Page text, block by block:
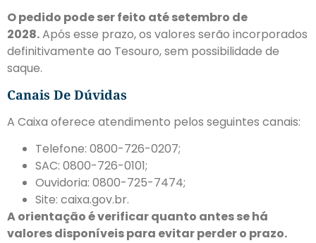
O pedido pode ser feito até setembro de
2028.Após esse prazo, os valores serão incorporados
definitivamente ao Tesouro, sem possibilidade de
saque.
Canais De Dúvidas
A Caixa oferece atendimento pelos seguintes canais:
Telefone: 0800-726-0207;
SAC: 0800-726-0101;
Ouvidoria: 0800-725-7474;
Site: caixa.gov.br.
A orientação é verificar quanto antes se há
valores disponíveis para evitar perder o prazo.